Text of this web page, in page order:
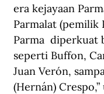
era kejayaan
Parmalat (pemilik
Parma  diperkuat
seperti Buffon,
Juan Verón,
(Hernán) Crespo,”